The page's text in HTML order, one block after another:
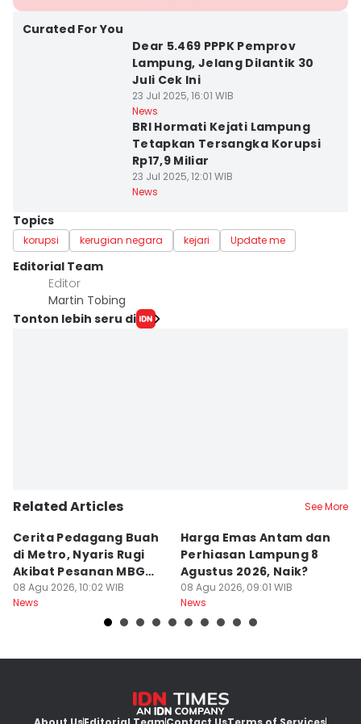
Curated For You
Dear 5.469 PPPK Pemprov
Lampung, Jelang Dilantik 30
Juli Cek Ini
23 Jul 2025, 16:01 WIB
News
BRI Hormati Kejati Lampung
Tetapkan Tersangka Korupsi
Rp17,9 Miliar
23 Jul 2025, 12:01 WIB
News
Topics
korupsi kerugian negara kejari Update me
Editorial Team
Editor
Martin Tobing
Tonton lebih seru di
Related Articles See More
Cerita Pedagang Buah
di Metro, Nyaris Rugi
Akibat Pesanan MBG
Batal
08 Agu 2026, 10:02 WIB
News
Harga Emas Antam dan
Perhiasan Lampung 8
Agustus 2026, Naik?
08 Agu 2026, 09:01 WIB
News